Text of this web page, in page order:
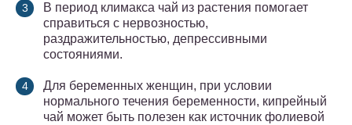
В период климакса чай из растения помогает
справиться с нервозностью,
раздражительностью, депрессивными
состояниями.
Для беременных женщин, при условии
нормального течения беременности, кипрейный
чай может быть полезен как источник фолиевой